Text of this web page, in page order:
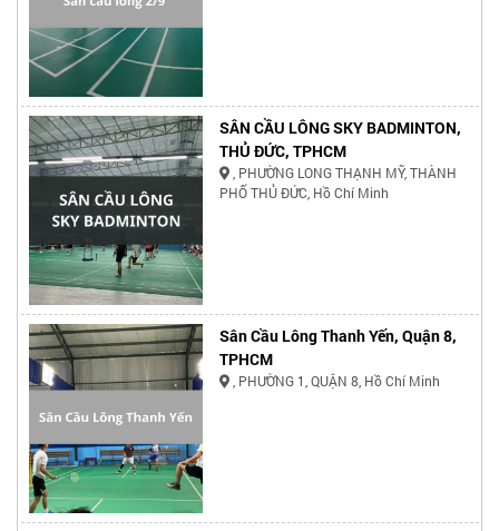
SÂN CẦU LÔNG SKY BADMINTON,
THỦ ĐỨC, TPHCM
, PHƯỜNG LONG THẠNH MỸ, THÀNH
PHỐ THỦ ĐỨC, Hồ Chí Minh
Sân Cầu Lông Thanh Yến, Quận 8,
TPHCM
, PHƯỜNG 1, QUẬN 8, Hồ Chí Minh